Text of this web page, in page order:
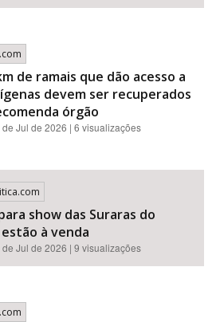
de ramais que dão acesso a
devem ser recuperados
órgão
Jul de 2026 | 6 visualizações
show das Suraras do
à venda
Jul de 2026 | 9 visualizações